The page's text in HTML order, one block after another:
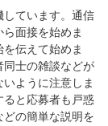
しています。通信
面接を始めま
伝えて始めま
同士の雑談などが
ように注意しま
ると応募者も戸惑
の簡単な説明を